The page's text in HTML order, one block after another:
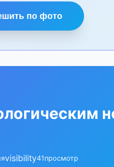
по фото
visibility41просмотр